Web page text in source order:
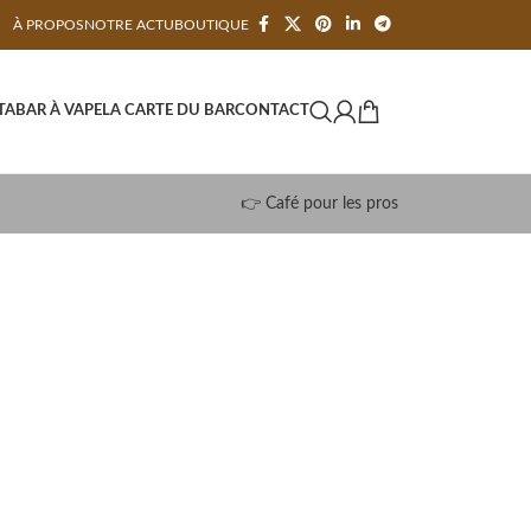
À PROPOSNOTRE ACTUBOUTIQUE
BAR À VAPELA CARTE DU BARCONTACT
👉 Café pour les pros